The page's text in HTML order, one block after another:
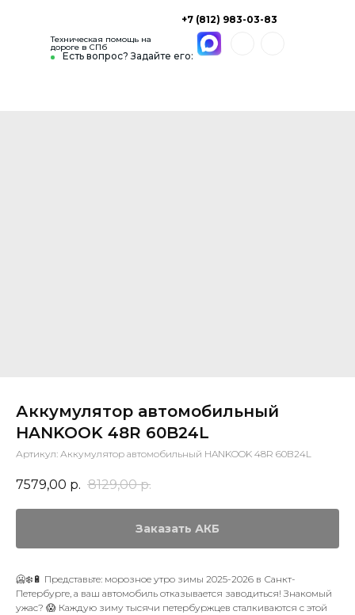
Есть вопрос? Задайте его:
+7 (812) 983-03-83
Техническая помощь на
дороге в СПб
Аккумулятор автомобильный
HANKOOK 48R 60B24L
Артикул: Аккумулятор автомобильный HANKOOK 48R 60B24L
7579,00 р. 8129,00 р.
Заказать АКБ
🥶❄️🔋 Представьте: морозное утро зимы 2025-2026 в Санкт-
Петербурге, а ваш автомобиль отказывается заводиться! Знакомый
ужас? 😱 Каждую зиму тысячи петербуржцев сталкиваются с этой